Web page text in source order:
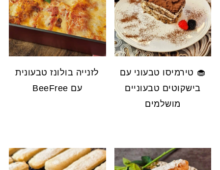
🧁 טירמיסו טבעוני עם
בישקוטים טבעוניים
מושלמים
לזנייה בולונז טבעונית
עם BeeFree